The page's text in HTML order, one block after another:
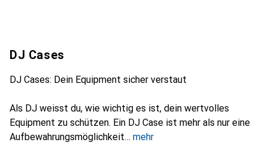
DJ Cases
DJ Cases: Dein Equipment sicher verstaut
Als DJ weisst du, wie wichtig es ist, dein wertvolles
Equipment zu schützen. Ein DJ Case ist mehr als nur eine
Aufbewahrungsmöglichkeit
mehr